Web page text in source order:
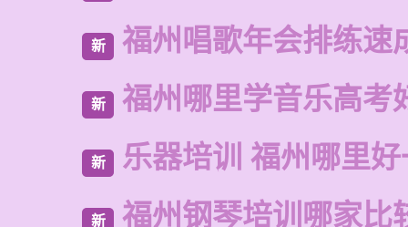
新 福州唱歌年会排练速
新 福州哪里学音乐高考
新 乐器培训 福州哪里
新 福州钢琴培训哪家比